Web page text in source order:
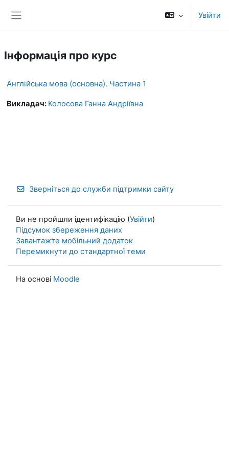
Увійти
Інформація про курс
Англійська мова (основна). Частина 1
Викладач: Колосова Ганна Андріївна
Зверніться до служби підтримки сайту
Ви не пройшли ідентифікацію (Увійти)
Підсумок збереження даних
Завантажте мобільний додаток
Перемикнути до стандартної теми
На основі Moodle